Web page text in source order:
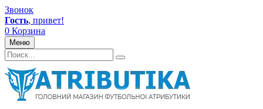
Звонок
Гость, привет!
0 Корзина
Меню